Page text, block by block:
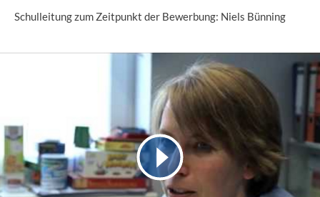
Schulleitung zum Zeitpunkt der Bewerbung: Niels Bünning